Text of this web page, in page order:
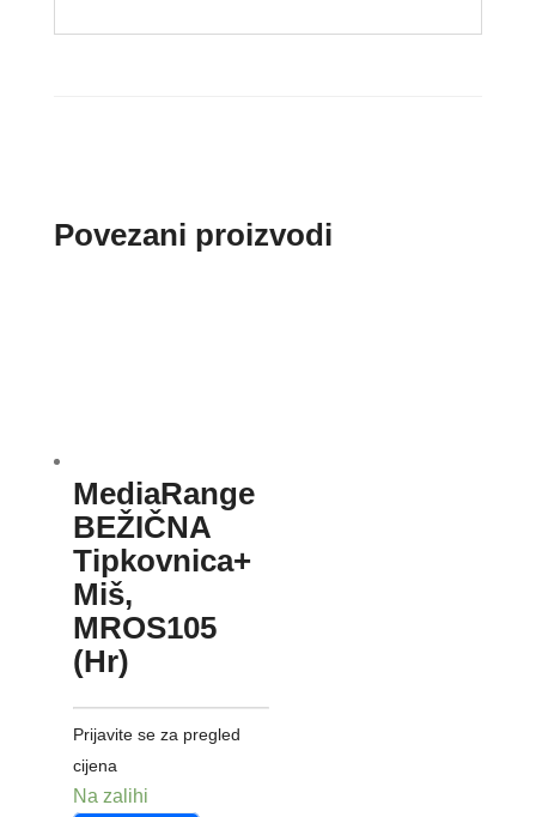
Povezani proizvodi
MediaRange
BEŽIČNA
Tipkovnica+
Miš,
MROS105
(Hr)
Prijavite se za pregled
cijena
Na zalihi